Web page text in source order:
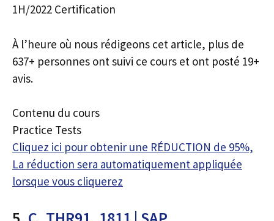
1H/2022 Certification
À l’heure où nous rédigeons cet article, plus de
637+ personnes ont suivi ce cours et ont posté 19+
avis.
Contenu du cours
Practice Tests
Cliquez ici pour obtenir une RÉDUCTION de 95%,
La réduction sera automatiquement appliquée
lorsque vous cliquerez